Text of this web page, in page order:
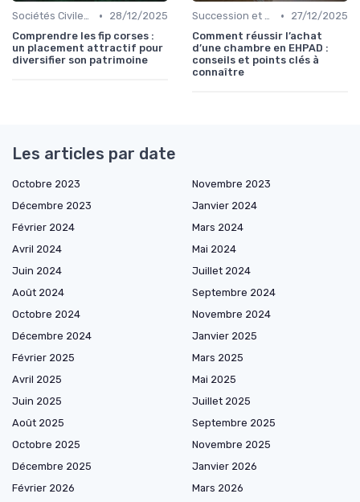
Sociétés Civiles de Placement Immobilier (SCPI) •
28/12/2025
Comprendre les fip corses :
un placement attractif pour
diversifier son patrimoine
Succession et Transmission de Patrimoine •
27/12/2025
Comment réussir l’achat
d’une chambre en EHPAD :
conseils et points clés à
connaître
Les articles par date
Octobre 2023
Novembre 2023
Décembre 2023
Janvier 2024
Février 2024
Mars 2024
Avril 2024
Mai 2024
Juin 2024
Juillet 2024
Août 2024
Septembre 2024
Octobre 2024
Novembre 2024
Décembre 2024
Janvier 2025
Février 2025
Mars 2025
Avril 2025
Mai 2025
Juin 2025
Juillet 2025
Août 2025
Septembre 2025
Octobre 2025
Novembre 2025
Décembre 2025
Janvier 2026
Février 2026
Mars 2026